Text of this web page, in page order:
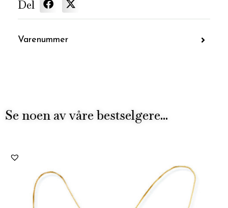
Del
Varenummer
Se noen av våre bestselgere...